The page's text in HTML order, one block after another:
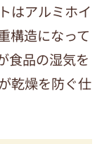
はアルミホイ
構造になって
食品の湿気を
乾燥を防ぐ仕